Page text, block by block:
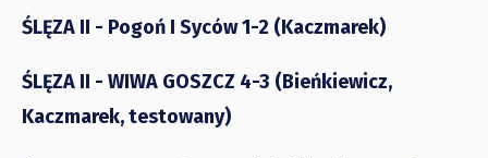
ŚLĘZA II - Pogoń I Syców 1-2 (Kaczmarek)
ŚLĘZA II - WIWA GOSZCZ 4-3 (Bieńkiewicz,
Kaczmarek, testowany)